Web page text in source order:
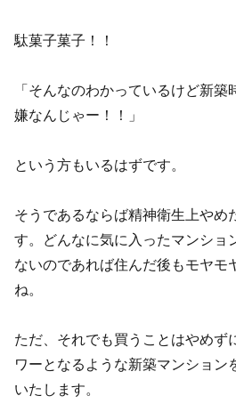
駄菓子菓子！！
「そんなのわかっているけど新
嫌なんじゃー！！」
という方もいるはずです。
そうであるならば精神衛生上やめ
す。どんなに気に入ったマンショ
ないのであれば住んだ後もモヤモ
ね。
ただ、それでも買うことはやめず
ワーとなるような新築マンション
いたします。